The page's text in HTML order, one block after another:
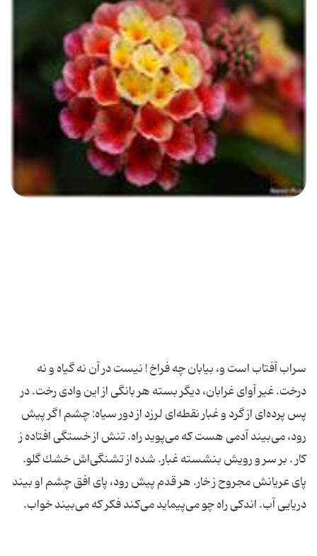
سراب آفتاب است و، بیابان چه فراخ ! نیست در آن نه گیاه و نه
درخت. غیر آوای غرابان، دیگر بسته هر بانگی از این وادی رخت. در
پس پرده‌ای از گرد و غبار نقطه‌ای لرزد از دور سیاه: چشم اگر پیش
رود، می‌بیند آدمی هست كه می‌پوید راه. تنش از خستگی افتاده ز
كار . بر سر و رویش بنشسته غبار. شده از تشنگی‌اش خشك گلو.
پای عریانش مجروح ز خار. هر قدم پیش رود، پای افق چشم او بیند
دریایی آب. اندكی راه چو می‌پیماید می‌كند فكر كه می‌بیند خواب.